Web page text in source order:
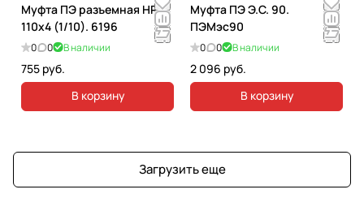
Муфта ПЭ разъемная НР
110x4 (1/10). 6196
0 0 В наличии
755 руб.
В корзину
Муфта ПЭ Э.С. 90.
ПЭМэс90
0 0 В наличии
2 096 руб.
В корзину
Загрузить еще